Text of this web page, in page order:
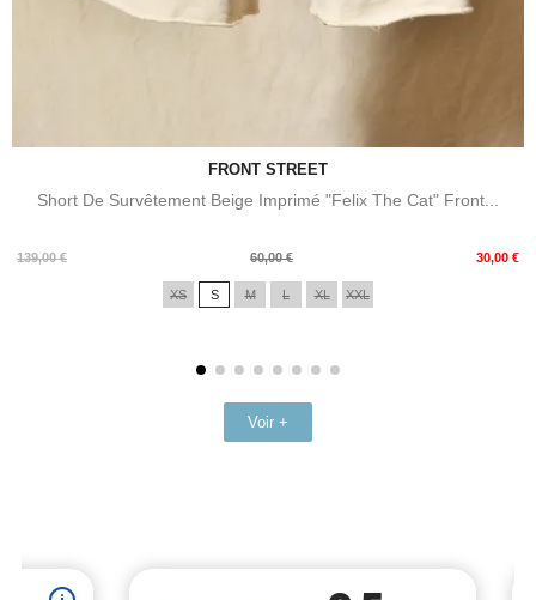
FRONT STREET
Short De Survêtement Beige Imprimé "Felix The Cat" Front...
139,00 €
Prix
60,00 € 30,00 €
Prix
XS S M L XL XXL
Voir +